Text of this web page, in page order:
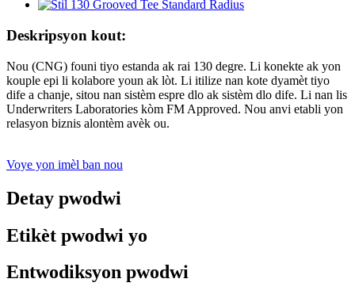
Deskripsyon kout:
Nou (CNG) founi tiyo estanda ak rai 130 degre. Li konekte ak yon
kouple epi li kolabore youn ak lòt. Li itilize nan kote dyamèt tiyo
dife a chanje, sitou nan sistèm espre dlo ak sistèm dlo dife. Li nan lis
Underwriters Laboratories kòm FM Approved. Nou anvi etabli yon
relasyon biznis alontèm avèk ou.
Voye yon imèl ban nou
Detay pwodwi
Etikèt pwodwi yo
Entwodiksyon pwodwi